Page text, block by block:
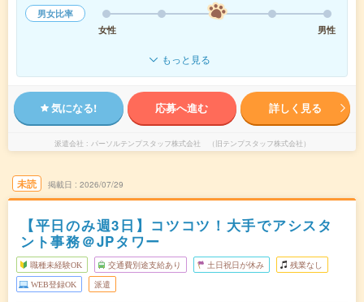
男女比率
女性
男性
もっと見る
気になる! 応募へ進む 詳しく見る
派遣会社 パーソルテンプスタッフ株式会社 （旧テンプスタッフ株式会社）
未読 掲載日 2026/07/29
【平日のみ週3日】コツコツ！大手でアシスタ
ント事務＠JPタワー
職種未経験OK 交通費別途支給あり 土日祝日が休み 残業なし
WEB登録OK 派遣